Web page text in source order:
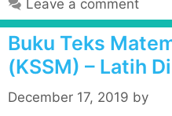
t
e
g
o
r
Leave a comment
Buku Teks
(KSSM) – Latih
December 17, 2019 by